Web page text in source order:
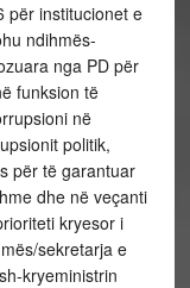
për institucionet e
ndihmës-
nga PD për
funksion të
në
politik,
për të garantuar
dhe në veçanti
kryesor i
sekretarja e
kryeministrin